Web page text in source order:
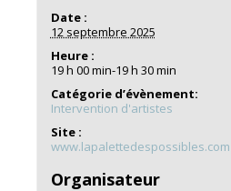
Date :
12 septembre 2025
Heure :
19 h 00 min-19 h 30 min
Catégorie d’évènement:
Intervention d'artistes
Site :
www.lapalettedespossibles.com
Organisateur